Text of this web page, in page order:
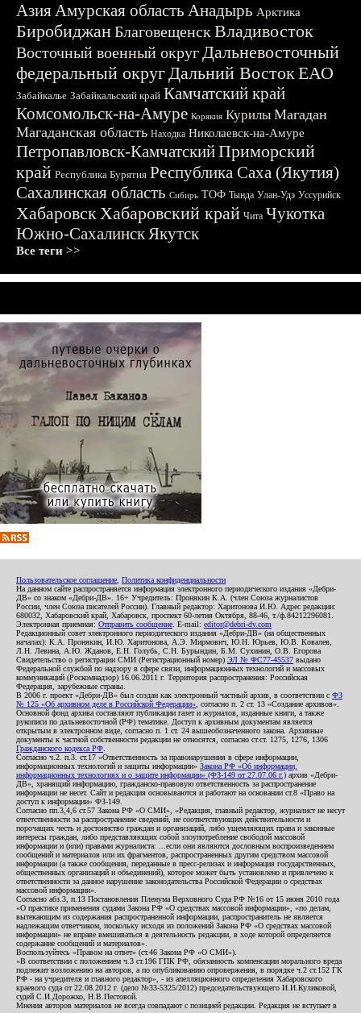
АзияАмурская область Анадырь Арктика
БиробиджанБлаговещенскВладивосток
Восточный военный округДальневосточный
федеральный округДальний ВостокЕАО
Забайкалье Забайкальский край Камчатский край
Комсомольск-на-Амуре Корякия Курилы Магадан
Магаданская область Находка Николаевск-на-Амуре
Петропавловск-КамчатскийПриморский
край Республика Бурятия Республика Саха (Якутия)
Сахалинская область Сибирь ТОФ Тында Улан-Удэ Уссурийск
ХабаровскХабаровский край Чита Чукотка
Южно-СахалинскЯкутск
Все теги >>
Пользовательское соглашение Политика конфиденциальности
На данном сайте распространяется информация электронного периодического издания «Дебри-
ДВ» со знаком «Дебри-ДВ». 16+ Учредитель: Пронякин К.А. (член Союза журналистов
России, член Союза писателей России). Главный редактор: Харитонова И.Ю. Адрес редакции:
680032, Хабаровский край, Хабаровск, проспект 60-летия Октября, 88-46, т./ф.84212296081.
Электронная приемная: Отправить сообщение . E-mail: editor@debri-dv.com
Редакционный совет электронного периодического издания «Дебри-ДВ» (на общественных
началах): К.А. Пронякин, И.Ю. Харитонова, А.Э. Мирмович, Ю.Н. Юрьев, Ю.В. Ковалев,
Л.Н. Левина, А.Ю. Жданов, Е.Н. Голубь, С.Н. Бурындин, Б.М. Сухинин, О.В. Егорова
Свидетельство о регистрации СМИ (Регистрационный номер) ЭЛ № ФС77-45537 выдано
Федеральной службой по надзору в сфере связи, информационных технологий и массовых
коммуникаций (Роскомнадзор) 16.06.2011 г. Территория распространения: Российская
Федерация, зарубежные страны.
В 2006 г. проект «Дебри-ДВ» был создан как электронный частный архив, в соответствии с ФЗ
№ 125 «Об архивном деле в Российской Федерации» , согласно п. 2 ст. 13 «Создание архивов».
Основной фонд архива составляют публикации газет и журналов, изданные книги, а также
рукописи по дальневосточной (РФ) тематике. Доступ к архивным документам является
открытым в электронном виде, согласно п. 1 ст. 24 вышеобозначенного закона. Архивные
документы к частной собственности редакции не относятся, согласно ст.ст. 1275, 1276, 1306
Гражданского кодекса РФ
Согласно ч.2. п.3. ст.17 «Ответственность за правонарушения в сфере информации,
информационных технологий и защиты информации» Закона РФ «Об информации,
информационных технологиях и о защите информации» (ФЗ-149 от 27.07.06 г.) архив «Дебри-
ДВ», хранящий информацию, гражданско-правовую ответственность за распространение
информации не несет. Сайт и редакция основываются и работают на основании ст.8 «Право на
доступ к информации» ФЗ-149.
Согласно пп.3,4,6 ст.57 Закона РФ «О СМИ», «Редакция, главный редактор, журналист не несут
ответственности за распространение сведений, не соответствующих действительности и
порочащих честь и достоинство граждан и организаций, либо ущемляющих права и законные
интересы граждан, либо представляющих собой злоупотребление свободой массовой
информации и (или) правами журналиста: ...если они являются дословным воспроизведением
сообщений и материалов или их фрагментов, распространенных другим средством массовой
информации (а также сообщения, переданные в пресс-релизах и информация государственных,
общественных организаций и объединений), которое может быть установлено и привлечено к
ответственности за данное нарушение законодательства Российской Федерации о средствах
массовой информации».
Согласно абз.3, п.13 Постановления Пленума Верховного Суда РФ №16 от 15 июня 2010 года
«О практике применения судами Закона РФ «О средствах массовой информации», «по делам,
вытекающим из содержания распространенной информации, распространитель не является
надлежащим ответчиком, поскольку исходя из положений Закона РФ «О средствах массовой
информации» не вправе вмешиваться в деятельность редакции, в ходе которой определяется
содержание сообщений и материалов».
Воспользуйтесь «Правом на ответ» (ст.46 Закона РФ «О СМИ»).
«В соответствии с положением ч.3 ст.196 ГПК РФ, обязанность компенсации морального вреда
подлежит возложению на авторов, а по опубликованию опровержения, в порядке ч.2 ст.152 ГК
РФ - на учредителя и главного редактор», - из апелляционного определения Хабаровского
краевого суда от 22.08.2012 г. (дело №33-5325/2012) председательствующего И.И.Куликовой,
судей С.И.Дорожко, Н.В.Пестовой.
Мнения авторов материалов не всегда совпадают с позицией редакции. Редакция не вступает в